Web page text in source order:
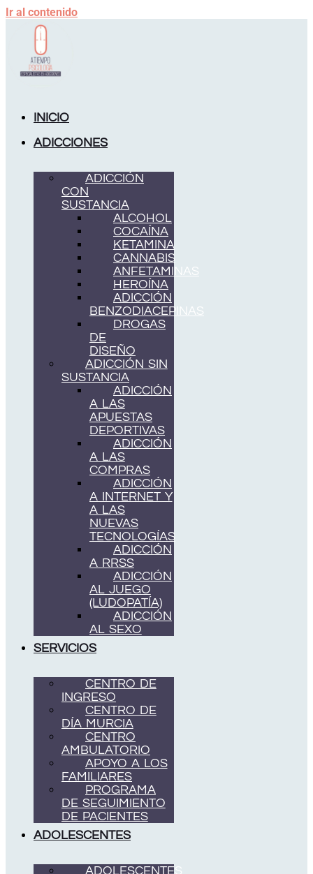
Ir al contenido
INICIO
ADICCIONES
ADICCIÓN
CON
SUSTANCIA
ALCOHOL
COCAÍNA
KETAMINA
CANNABIS
ANFETAMINAS
HEROÍNA
ADICCIÓN
BENZODIACEPINAS
DROGAS
DE
DISEÑO
ADICCIÓN SIN
SUSTANCIA
ADICCIÓN
A LAS
APUESTAS
DEPORTIVAS
ADICCIÓN
A LAS
COMPRAS
ADICCIÓN
A INTERNET Y
A LAS
NUEVAS
TECNOLOGÍAS
ADICCIÓN
A RRSS
ADICCIÓN
AL JUEGO
(LUDOPATÍA)
ADICCIÓN
AL SEXO
SERVICIOS
CENTRO DE
INGRESO
CENTRO DE
DÍA MURCIA
CENTRO
AMBULATORIO
APOYO A LOS
FAMILIARES
PROGRAMA
DE SEGUIMIENTO
DE PACIENTES
ADOLESCENTES
ADOLESCENTES